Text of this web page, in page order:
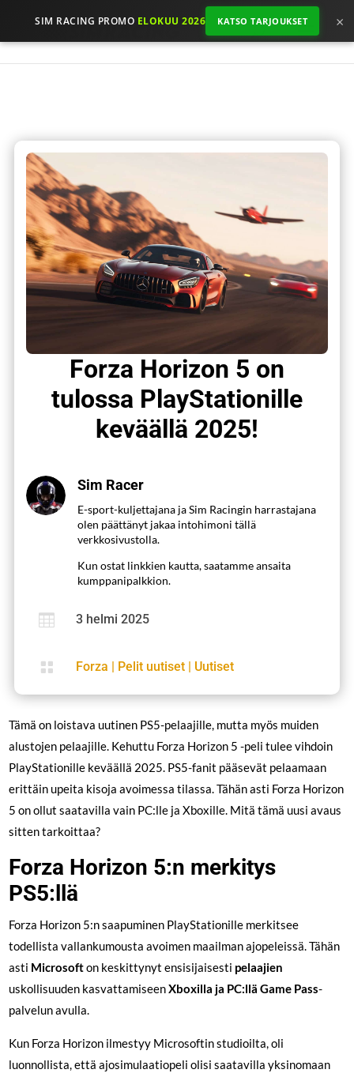
SIM RACING PROMO ELOKUU 2026 KATSO TARJOUKSET ×
Forza Horizon 5 on
tulossa PlayStationille
keväällä 2025!
Sim Racer
E-sport-kuljettajana ja Sim Racingin harrastajana
olen päättänyt jakaa intohimoni tällä
verkkosivustolla.
Kun ostat linkkien kautta, saatamme ansaita
kumppanipalkkion.
 3 helmi 2025
 Forza | Pelit uutiset | Uutiset
Tämä on loistava uutinen PS5-pelaajille, mutta myös muiden
alustojen pelaajille. Kehuttu Forza Horizon 5 -peli tulee vihdoin
PlayStationille keväällä 2025. PS5-fanit pääsevät pelaamaan
erittäin upeita kisoja avoimessa tilassa. Tähän asti Forza Horizon
5 on ollut saatavilla vain PC:lle ja Xboxille. Mitä tämä uusi avaus
sitten tarkoittaa?
Forza Horizon 5:n merkitys
PS5:llä
Forza Horizon 5:n saapuminen PlayStationille merkitsee
todellista vallankumousta avoimen maailman ajopeleissä. Tähän
asti Microsofton keskittynyt ensisijaisesti pelaajien
uskollisuuden kasvattamiseenXboxilla ja PC:llä Game Pass-
palvelun avulla.
Kun Forza Horizon ilmestyy Microsoftin studioilta, oli
luonnollista, että ajosimulaatiopeli olisi saatavilla yksinomaan